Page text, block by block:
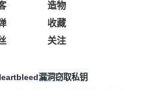
造物
收藏
关注
漏洞窃取私钥